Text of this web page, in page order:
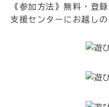
《参加方法》無料・登
支援センターにお越し